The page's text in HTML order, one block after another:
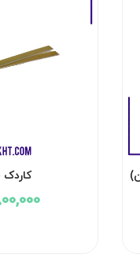
کاردک
800,000